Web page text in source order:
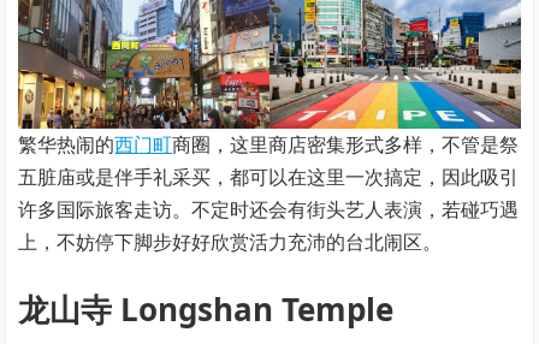
繁华热闹的西门町商圈，这里商店密集形式多样，不管是祭
五脏庙或是伴手礼采买，都可以在这里一次搞定，因此吸引
许多国际旅客走访。不定时还会有街头艺人表演，若碰巧遇
上，不妨停下脚步好好欣赏活力充沛的台北闹区。
龙山寺 Longshan Temple